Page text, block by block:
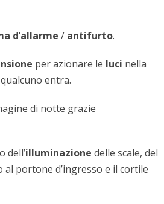
d’allarme / antifurto.
per azionare le luci nella
entra.
di notte grazie
dell’illuminazione delle scale, del
portone d’ingresso e il cortile